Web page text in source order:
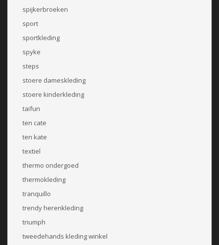
spijkerbroeken
sport
sportkleding
spyke
steps
stoere dameskleding
stoere kinderkleding
taifun
ten cate
ten kate
textiel
thermo ondergoed
thermokleding
tranquillo
trendy herenkleding
triumph
tweedehands kleding winkel